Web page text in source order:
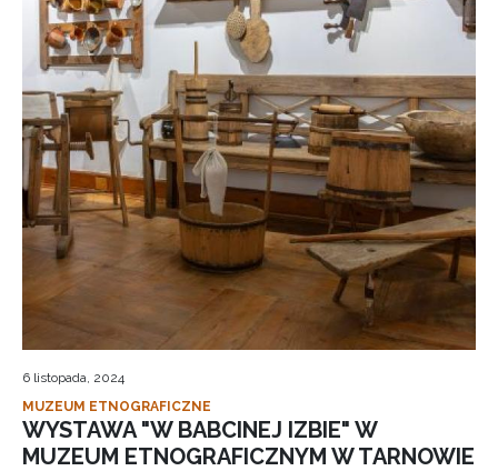
6 listopada, 2024
MUZEUM ETNOGRAFICZNE
WYSTAWA "W BABCINEJ IZBIE" W
MUZEUM ETNOGRAFICZNYM W TARNOWIE